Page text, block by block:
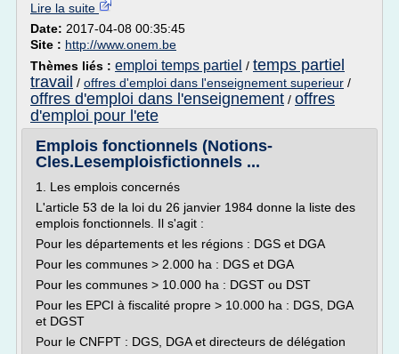
Lire la suite
Date: 2017-04-08 00:35:45
Site : http://www.onem.be
Thèmes liés : emploi temps partiel / temps partiel
travail / offres d'emploi dans l'enseignement superieur /
offres d'emploi dans l'enseignement / offres
d'emploi pour l'ete
Emplois fonctionnels (Notions-
Cles.Lesemploisfictionnels ...
1. Les emplois concernés
L'article 53 de la loi du 26 janvier 1984 donne la liste des
emplois fonctionnels. Il s'agit :
Pour les départements et les régions : DGS et DGA
Pour les communes > 2.000 ha : DGS et DGA
Pour les communes > 10.000 ha : DGST ou DST
Pour les EPCI à fiscalité propre > 10.000 ha : DGS, DGA
et DGST
Pour le CNFPT : DGS, DGA et directeurs de délégation